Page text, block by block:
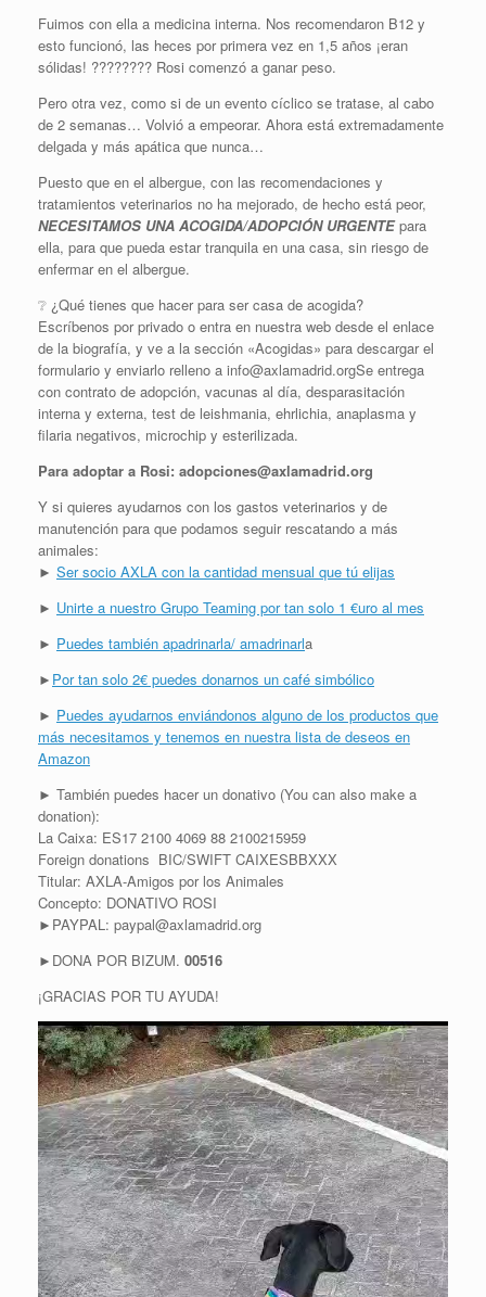
Fuimos con ella a medicina interna. Nos recomendaron B12 y
esto funcionó, las heces por primera vez en 1,5 años ¡eran
sólidas! ???????? Rosi comenzó a ganar peso.
Pero otra vez, como si de un evento cíclico se tratase, al cabo
de 2 semanas… Volvió a empeorar. Ahora está extremadamente
delgada y más apática que nunca…
Puesto que en el albergue, con las recomendaciones y
tratamientos veterinarios no ha mejorado, de hecho está peor,
NECESITAMOS UNA ACOGIDA/ADOPCIÓN URGENTEpara
ella, para que pueda estar tranquila en una casa, sin riesgo de
enfermar en el albergue.
❔️ ¿Qué tienes que hacer para ser casa de acogida?
Escríbenos por privado o entra en nuestra web desde el enlace
de la biografía, y ve a la sección «Acogidas» para descargar el
formulario y enviarlo relleno a info@axlamadrid.orgSe entrega
con contrato de adopción, vacunas al día, desparasitación
interna y externa, test de leishmania, ehrlichia, anaplasma y
filaria negativos, microchip y esterilizada.
Para adoptar a Rosi: adopciones@axlamadrid.org
Y si quieres ayudarnos con los gastos veterinarios y de
manutención para que podamos seguir rescatando a más
animales:
► Ser socio AXLA con la cantidad mensual que tú elijas
► Unirte a nuestro Grupo Teaming por tan solo 1 €uro al mes
► Puedes también apadrinarla/ amadrinarla
► Por tan solo 2€ puedes donarnos un café simbólico
► Puedes ayudarnos enviándonos alguno de los productos que
más necesitamos y tenemos en nuestra lista de deseos en
Amazon
► También puedes hacer un donativo (You can also make a
donation):
La Caixa: ES17 2100 4069 88 2100215959
Foreign donations BIC/SWIFT CAIXESBBXXX
Titular: AXLA-Amigos por los Animales
Concepto: DONATIVO ROSI
►PAYPAL: paypal@axlamadrid.org
►DONA POR BIZUM. 00516
¡GRACIAS POR TU AYUDA!
R
e
p
r
o
d
u
c
t
o
r
d
e